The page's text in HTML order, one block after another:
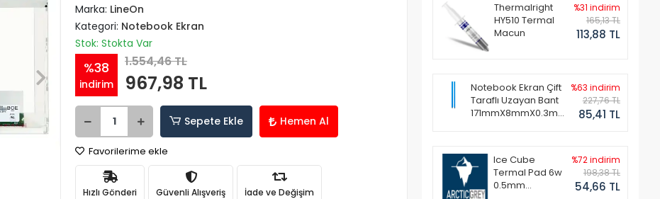
Marka: LineOn
Kategori: Notebook Ekran
Stok: Stokta Var
%38
indirim
1.554,46 TL
967,98 TL
Sepete Ekle Hemen Al
Favorilerime ekle
Hızlı Gönderi Güvenli Alışveriş İade ve Değişim
Thermalright
HY510 Termal
Macun
%31 indirim
165,13 TL
113,88 TL
Notebook Ekran Çift
Taraflı Uzayan Bant
171mmX8mmX0.3mm
%63 indirim
227,76 TL
85,41 TL
Ice Cube
Termal Pad 6w
0.5mm
%72 indirim
198,38 TL
54,66 TL